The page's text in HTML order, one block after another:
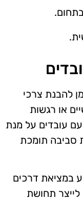
להבנת צרכי
או רגשות
עובדים על מנת
סביבה תומכת
במציאת דרכים
לייצר תחושת